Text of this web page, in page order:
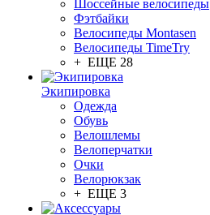
Шоссейные велосипеды
Фэтбайки
Велосипеды Montasen
Велосипеды TimeTry
+ ЕЩЕ 28
Экипировка
Одежда
Обувь
Велошлемы
Велоперчатки
Очки
Велорюкзак
+ ЕЩЕ 3